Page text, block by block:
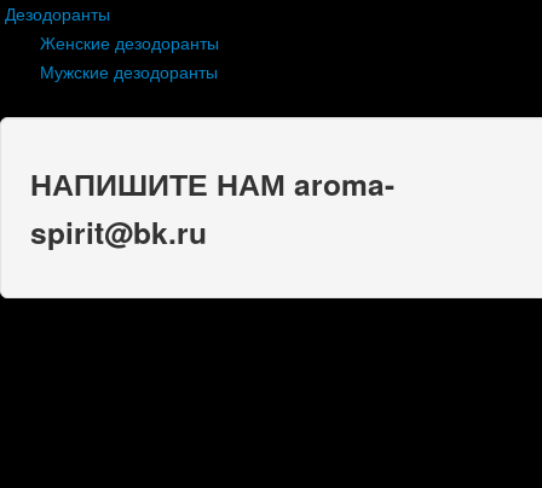
Дезодоранты
Женские дезодоранты
Мужские дезодоранты
НАПИШИТЕ НАМ aroma-
spirit@bk.ru